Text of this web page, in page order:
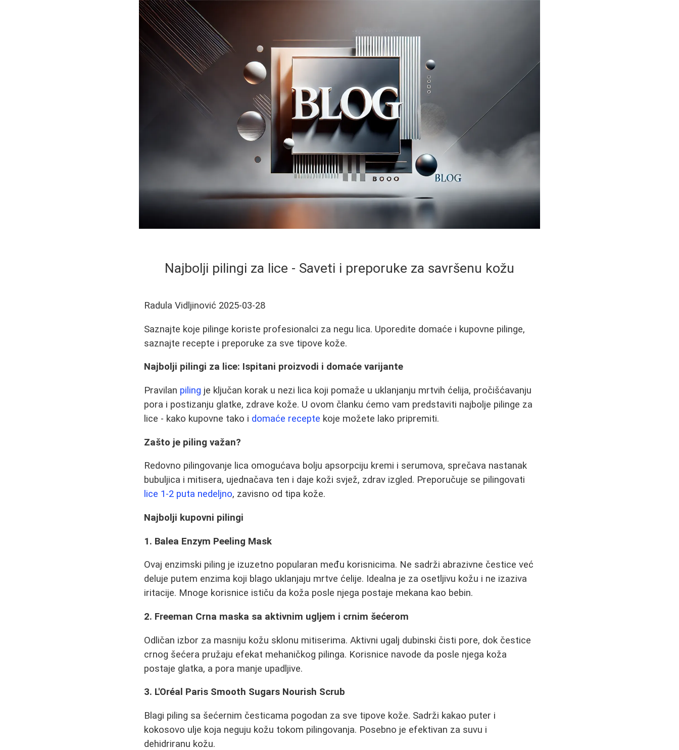
Najbolji pilingi za lice - Saveti i preporuke za savršenu kožu
Radula Vidljinović 2025-03-28
Saznajte koje pilinge koriste profesionalci za negu lica. Uporedite domaće i kupovne pilinge,
saznajte recepte i preporuke za sve tipove kože.
Najbolji pilingi za lice: Ispitani proizvodi i domaće varijante
Pravilan piling je ključan korak u nezi lica koji pomaže u uklanjanju mrtvih ćelija, pročišćavanju
pora i postizanju glatke, zdrave kože. U ovom članku ćemo vam predstaviti najbolje pilinge za
lice - kako kupovne tako i domaće recepte koje možete lako pripremiti.
Zašto je piling važan?
Redovno pilingovanje lica omogućava bolju apsorpciju kremi i serumova, sprečava nastanak
bubuljica i mitisera, ujednačava ten i daje koži svjež, zdrav izgled. Preporučuje se pilingovati
lice 1-2 puta nedeljno, zavisno od tipa kože.
Najbolji kupovni pilingi
1. Balea Enzym Peeling Mask
Ovaj enzimski piling je izuzetno popularan među korisnicima. Ne sadrži abrazivne čestice već
deluje putem enzima koji blago uklanjaju mrtve ćelije. Idealna je za osetljivu kožu i ne izaziva
iritacije. Mnoge korisnice ističu da koža posle njega postaje mekana kao bebin.
2. Freeman Crna maska sa aktivnim ugljem i crnim šećerom
Odličan izbor za masniju kožu sklonu mitiserima. Aktivni ugalj dubinski čisti pore, dok čestice
crnog šećera pružaju efekat mehaničkog pilinga. Korisnice navode da posle njega koža
postaje glatka, a pora manje upadljive.
3. L'Oréal Paris Smooth Sugars Nourish Scrub
Blagi piling sa šećernim česticama pogodan za sve tipove kože. Sadrži kakao puter i
kokosovo ulje koja neguju kožu tokom pilingovanja. Posebno je efektivan za suvu i
dehidriranu kožu.